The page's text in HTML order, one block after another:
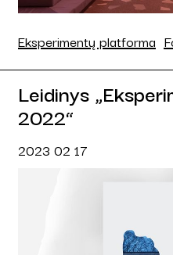
Eksperimentų platforma
Leidinys
2022“
2023 02 17